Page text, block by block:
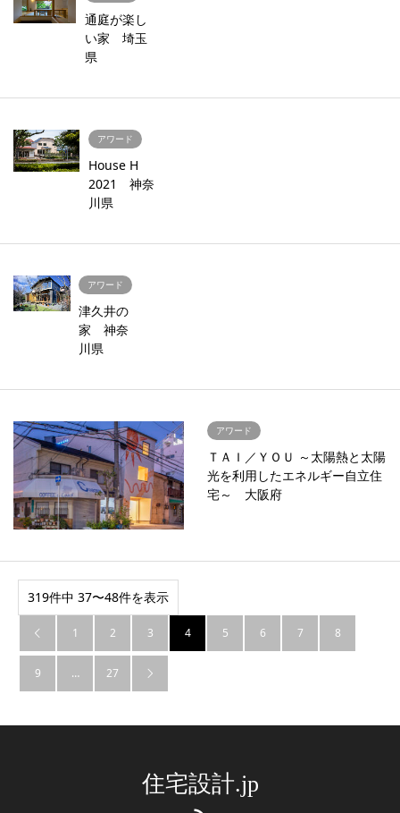
通庭が楽し
い家 埼玉
県
アワード
House H
2021 神奈
川県
アワード
津久井の
家 神奈
川県
アワード
ＴＡＩ／ＹＯＵ ～太陽熱と太陽
光を利用したエネルギー自立住
宅～ 大阪府
319件中 37〜48件を表示
 1 2 3 4 5 6 7 8
9 … 27 
住宅設計.jp